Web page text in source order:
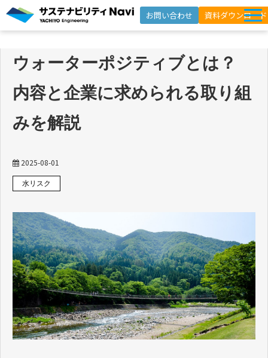
お問い合わせ 資料ダウンロード
選ばれる理由
支援事例
ウォーターポジティブとは？
内容と企業に求められる取り組
みを解説
2025-08-01
水リスク